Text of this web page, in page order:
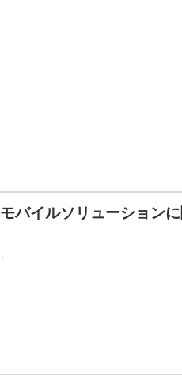
モバイルソリューション